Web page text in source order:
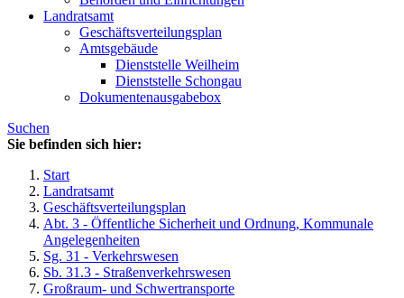
Landratsamt
Geschäftsverteilungsplan
Amtsgebäude
Dienststelle Weilheim
Dienststelle Schongau
Dokumentenausgabebox
Suchen
Sie befinden sich hier:
Start
Landratsamt
Geschäftsverteilungsplan
Abt. 3 - Öffentliche Sicherheit und Ordnung, Kommunale
Angelegenheiten
Sg. 31 - Verkehrswesen
Sb. 31.3 - Straßenverkehrswesen
Großraum- und Schwertransporte